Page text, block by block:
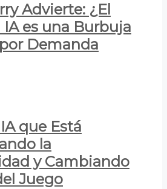
Advierte: ¿El
IA es una Burbuja
Demanda
que Está
la
y Cambiando
Juego